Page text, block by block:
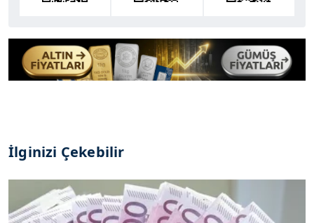
İlginizi Çekebilir